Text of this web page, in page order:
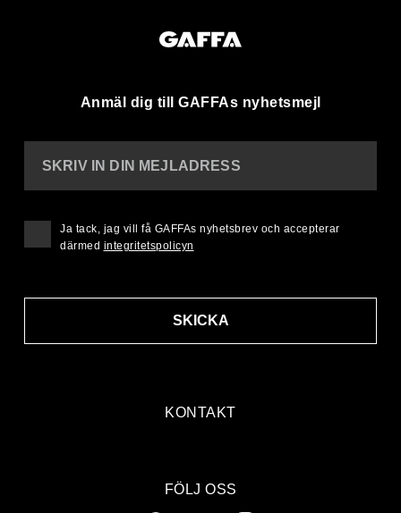
Anmäl dig till GAFFAs nyhetsmejl
KONTAKT
SKRIV IN DIN MEJLADRESS
SKICKA
Ja tack, jag vill få GAFFAs nyhetsbrev och accepterar
därmed integritetspolicyn
FÖLJ OSS